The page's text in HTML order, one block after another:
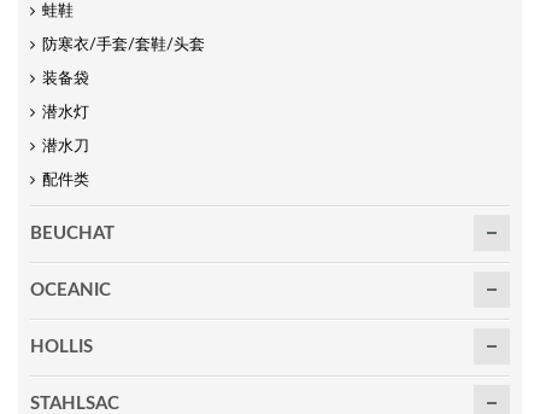
蛙鞋
防寒衣/手套/套鞋/头套
装备袋
潜水灯
潜水刀
配件类
BEUCHAT
OCEANIC
HOLLIS
STAHLSAC